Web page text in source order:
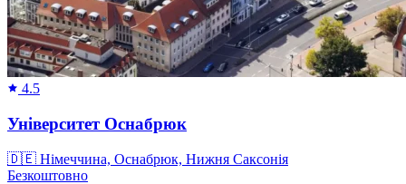
4.5
Університет Оснабрюк
🇩🇪 Німеччина, Оснабрюк, Нижня Саксонія
Безкоштовно